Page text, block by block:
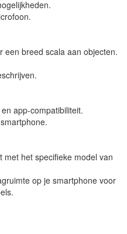
een breed scala aan objecten.
app-compatibiliteit.
met het specifieke model van
op je smartphone voor